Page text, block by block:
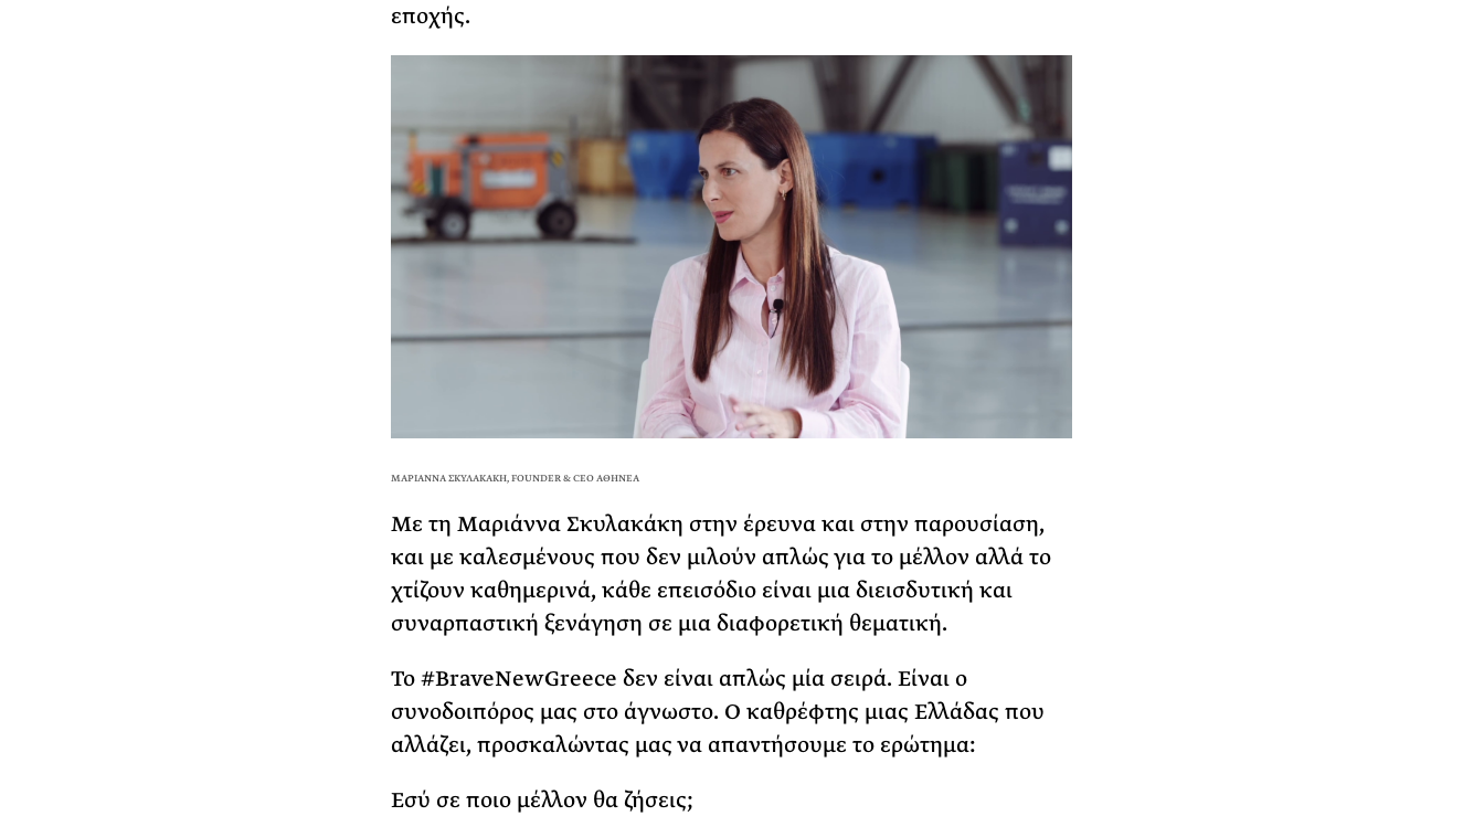
εποχής.
ΜΑΡΙΑΝΝΑ ΣΚΥΛΑΚΑΚΗ, FOUNDER & CEO ΑΘΗΝΕΑ
Με τη Μαριάννα Σκυλακάκη στην έρευνα και στην παρουσίαση,
και με καλεσμένους που δεν μιλούν απλώς για το μέλλον αλλά το
χτίζουν καθημερινά, κάθε επεισόδιο είναι μια διεισδυτική και
συναρπαστική ξενάγηση σε μια διαφορετική θεματική.
Το #BraveNewGreece δεν είναι απλώς μία σειρά. Είναι ο
συνοδοιπόρος μας στο άγνωστο. Ο καθρέφτης μιας Ελλάδας που
αλλάζει, προσκαλώντας μας να απαντήσουμε το ερώτημα:
Εσύ σε ποιο μέλλον θα ζήσεις;